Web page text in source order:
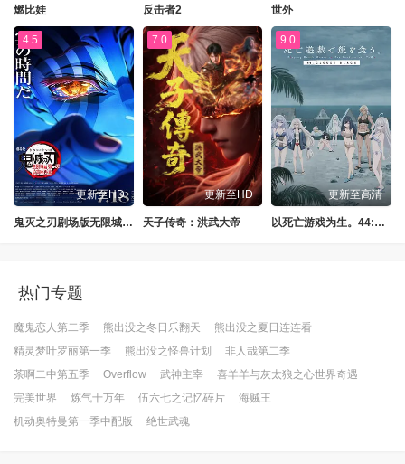
燃比娃 反击者2 世外
4.5
更新至HD
鬼灭之刃剧场版无限城篇第一章猗窝座再来
7.0
更新至HD
天子传奇：洪武大帝
9.0
更新至高清
以死亡游戏为生。44:CLOUDYBEACH
热门专题
魔鬼恋人第二季 熊出没之冬日乐翻天
熊出没之夏日连连看
精灵梦叶罗丽第一季
熊出没之怪兽计划
非人哉第二季
茶啊二中第五季
Overflow 武神主宰
喜羊羊与灰太狼之心世界奇遇
完美世界
炼气十万年 伍六七之记忆碎片
海贼王
机动奥特曼第一季中配版
绝世武魂